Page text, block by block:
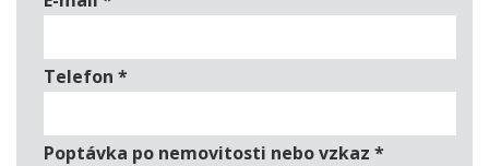
Telefon *
Poptávka po nemovitosti nebo vzkaz *